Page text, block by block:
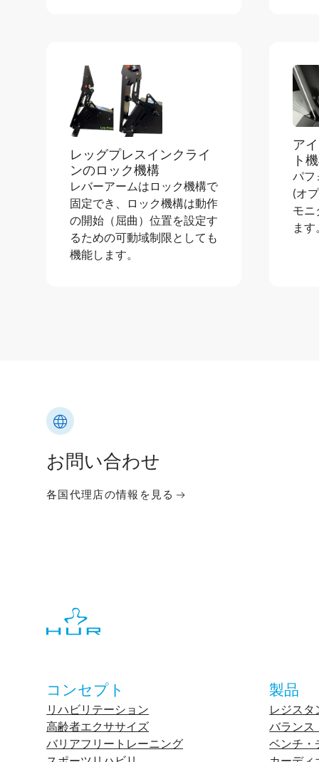
レッグプレスインクライ
ンのロック機構
レバーアームはロック機構で
固定でき、ロック機構は動作
の開始（屈曲）位置を設定す
るための可動域制限としても
機能します。
ア
ト
パフ
(オ
モニ
ます
お問い合わせ
各国代理店の情報を見る
コンセプト
リハビリテーション
高齢者エクササイズ
バリアフリートレーニング
製品
レジスタ
バランス
ベンチ・